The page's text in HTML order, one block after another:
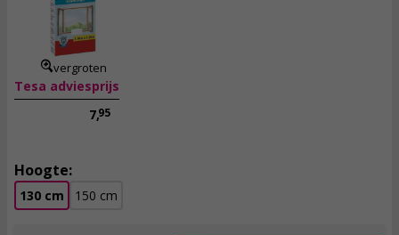
vergroten
Tesa adviesprijs
7,95
Hoogte:
130 cm 150 cm